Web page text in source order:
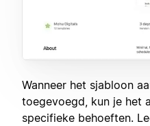
Wanneer het sjabloon
toegevoegd, kun je het
specifieke behoeften.